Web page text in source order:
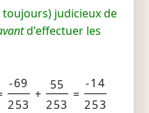
judicieux de
d'effectuer les
-69
253
+
55
253
=
-14
253